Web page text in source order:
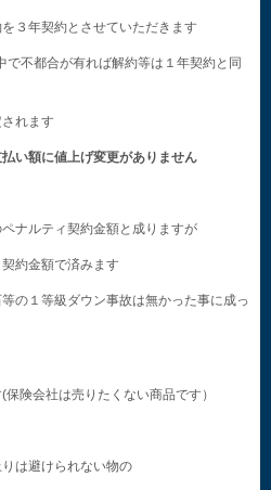
３年契約とさせていただきます
不都合が有れば解約等は１年契約と同
れます
い額に値上げ変更がありません
ナルティ契約金額と成りますが
約金額で済みます
の１等級ダウン事故は無かった事に成っ
険会社は売りたくない商品です）
は避けられない物の